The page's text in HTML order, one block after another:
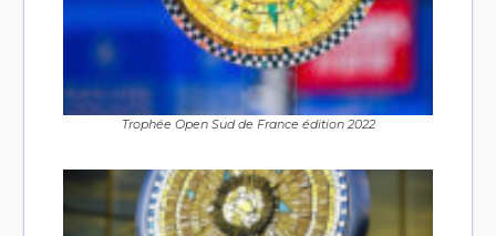
Trophée Open Sud de France édition 2022